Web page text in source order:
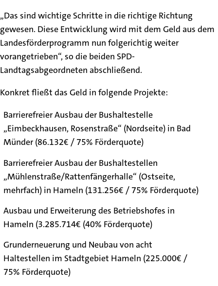
„Das sind wichtige Schritte in die richtige Richtung
gewesen. Diese Entwicklung wird mit dem Geld aus dem
Landesförderprogramm nun folgerichtig weiter
vorangetrieben“, so die beiden SPD-
Landtagsabgeordneten abschließend.
Konkret fließt das Geld in folgende Projekte:
Barrierefreier Ausbau der Bushaltestelle
„Eimbeckhausen, Rosenstraße“ (Nordseite) in Bad
Münder (86.132€ / 75% Förderquote)
Barrierefreier Ausbau der Bushaltestellen
„Mühlenstraße/Rattenfängerhalle“ (Ostseite,
mehrfach) in Hameln (131.256€ / 75% Förderquote)
Ausbau und Erweiterung des Betriebshofes in
Hameln (3.285.714€ (40% Förderquote)
Grunderneuerung und Neubau von acht
Haltestellen im Stadtgebiet Hameln (225.000€ /
75% Förderquote)